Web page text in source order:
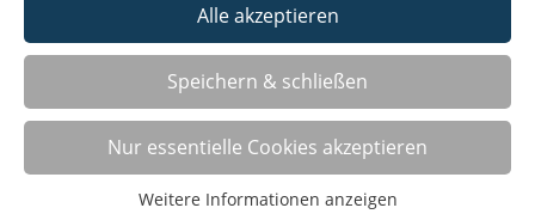
KITA IN ANREPPEN
Mit der Kindertageseinrichtung (Kita) in Anreppen
eröffnete zum Kitajahr 2023 die dritte Kita in
Trägerschaft des KreisSportBundes Paderborn.
Alle akzeptieren
Speichern & schließen
Nur essentielle Cookies akzeptieren
Weitere Informationen anzeigen